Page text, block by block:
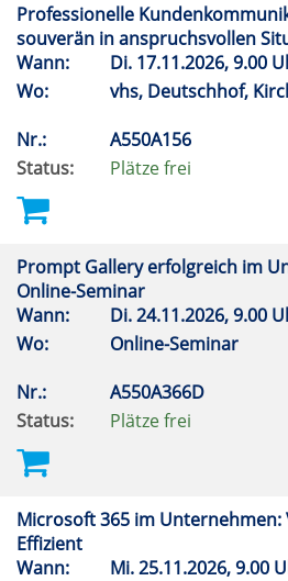
Professionelle
souverän in anspruchsvollen
Wann:
Di. 17.11.2026, 9.00
Wo:
vhs, Deutschhof,
Nr.:
A550A156
Status:
Plätze frei
Prompt Gallery erfolgreich im
Online-Seminar
Wann:
Di.24.11.2026, 9.00
Wo:
Online-Seminar
Nr.:
A550A366D
Status:
Plätze frei
Microsoft 365 im
Effizient
Wann:
Mi.25.11.2026, 9.00